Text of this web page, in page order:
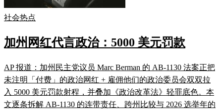
社会热点
加州网红代言政治：5000 美元罚款
AP 报道：加州民主党议员 Marc Berman 的 AB-1130 法案正把
未注明「付费」的政治网红 + 雇佣他们的政治委员会双双拉
入 5000 美元罚款射程，并叠加《政治改革法》轻罪底色。本
文逐条拆解 AB-1130 的连带责任、跨州比较与 2026 选举年的